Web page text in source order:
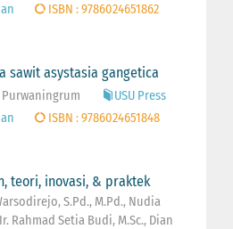
ISBN : 9786024651862
sawit asystasia gangetica
Purwaningrum
USU Press
ISBN : 9786024651848
teori, inovasi, & praktek
S.Pd., M.Pd., Nudia
Rahmad Setia Budi, M.Sc., Dian